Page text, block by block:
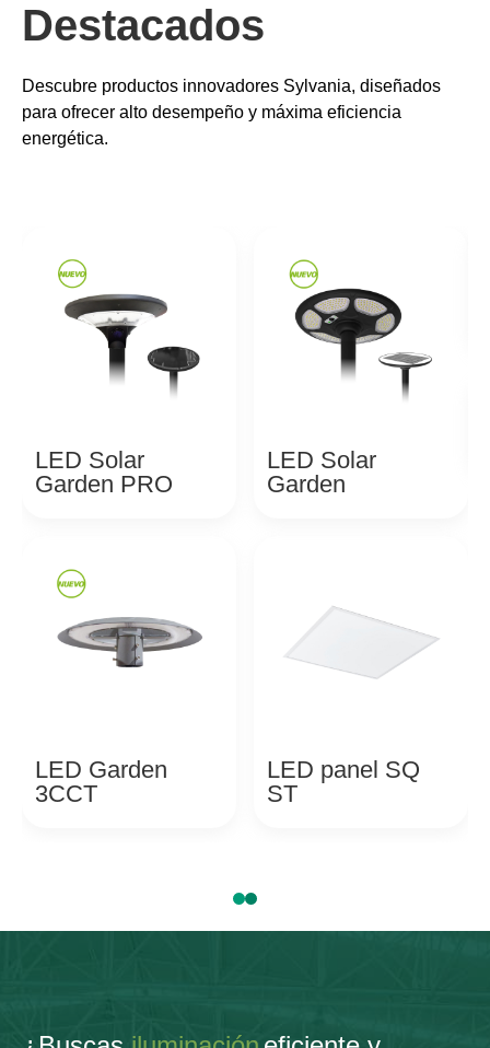
Destacados
Descubre productos innovadores Sylvania, diseñados
para ofrecer alto desempeño y máxima eficiencia
energética.
LED Solar
Garden PRO
LED Solar
Garden
LED Garden
3CCT
LED panel SQ
ST